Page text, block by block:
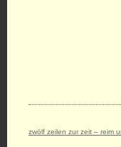
zwölf zeilen zur zeit – reim